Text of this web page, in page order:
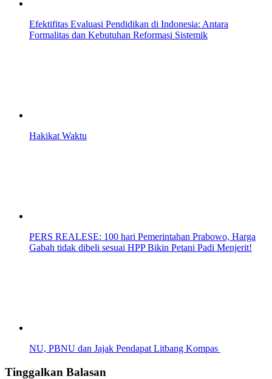
Efektifitas Evaluasi Pendidikan di Indonesia: Antara
Formalitas dan Kebutuhan Reformasi Sistemik
Hakikat Waktu
PERS REALESE: 100 hari Pemerintahan Prabowo, Harga
Gabah tidak dibeli sesuai HPP Bikin Petani Padi Menjerit!
NU, PBNU dan Jajak Pendapat Litbang Kompas
Tinggalkan Balasan